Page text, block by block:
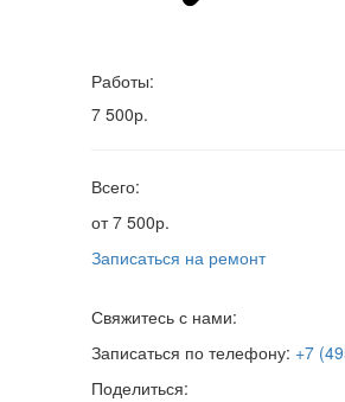
Работы:
7 500р.
Всего:
от 7 500р.
Записаться на ремонт
Свяжитесь с нами:
Записаться по телефону: +7
Поделиться: